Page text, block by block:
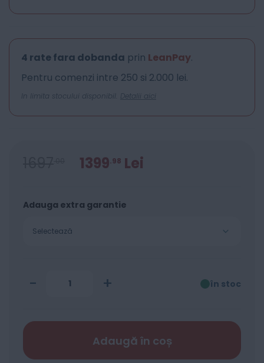
4 rate fara dobanda prin LeanPay.
Pentru comenzi intre 250 si 2.000 lei.
In limita stocului disponibil. Detalii aici
1399 98 Lei
Adauga extra garantie
Selectează
- + în stoc
Adaugă în coș